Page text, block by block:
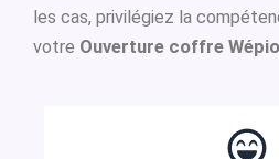
les cas, privilégiez la
votre Ouverture coffre